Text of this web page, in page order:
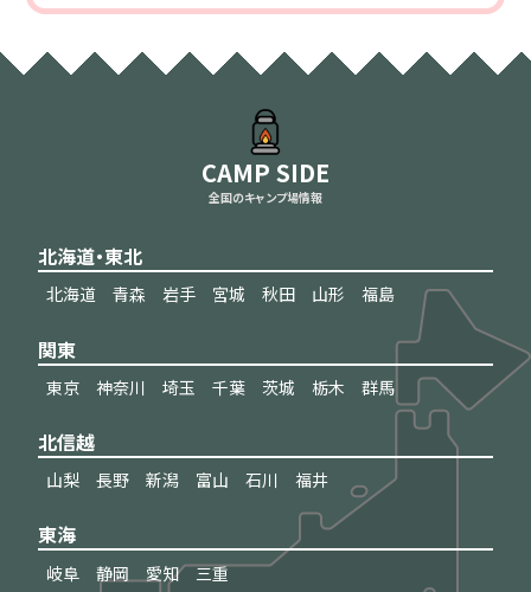
CAMP SIDE
全国のキャンプ場情報
北海道・東北
北海道 青森 岩手 宮城 秋田 山形 福島
関東
東京 神奈川 埼玉 千葉 茨城 栃木 群馬
北信越
山梨 長野 新潟 富山 石川 福井
東海
岐阜 静岡 愛知 三重